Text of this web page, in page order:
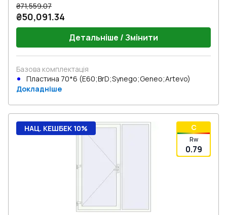
₴71,559.07
₴50,091.34
Детальніше / Змінити
Базова комплектація
Пластина 70*6 (E60;BrD;Synego;Geneo;Artevo)
Докладніше
C
Rw
0.79
НАЦ. КЕШБЕК 10%